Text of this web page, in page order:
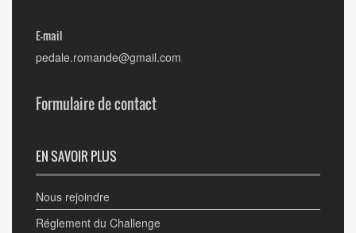
E-mail
pedale.romande@gmail.com
Formulaire de contact
EN SAVOIR PLUS
Nous rejoindre
Réglement du Challenge